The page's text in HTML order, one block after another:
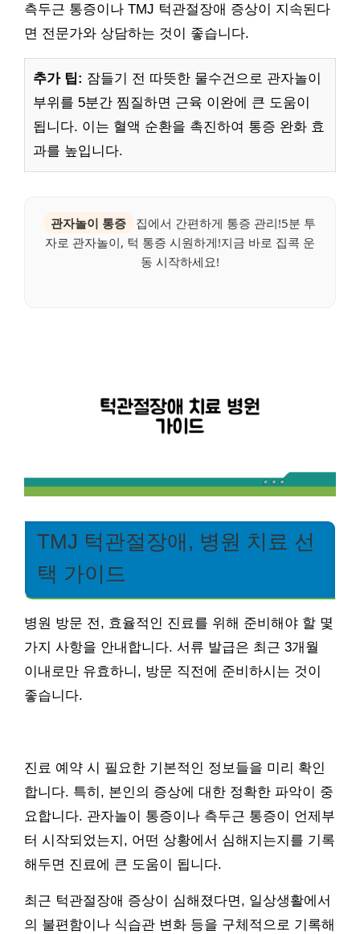
측두근 통증이나 TMJ 턱관절장애 증상이 지속된다
면 전문가와 상담하는 것이 좋습니다.
추가 팁: 잠들기 전 따뜻한 물수건으로 관자놀이
부위를 5분간 찜질하면 근육 이완에 큰 도움이
됩니다. 이는 혈액 순환을 촉진하여 통증 완화 효
과를 높입니다.
관자놀이 통증
집에서 간편하게 통증 관리!5분 투
자로 관자놀이, 턱 통증 시원하게!지금 바로 집콕 운
동 시작하세요!
TMJ 턱관절장애, 병원 치료 선
택 가이드
병원 방문 전, 효율적인 진료를 위해 준비해야 할 몇
가지 사항을 안내합니다. 서류 발급은 최근 3개월
이내로만 유효하니, 방문 직전에 준비하시는 것이
좋습니다.
진료 예약 시 필요한 기본적인 정보들을 미리 확인
합니다. 특히, 본인의 증상에 대한 정확한 파악이 중
요합니다. 관자놀이 통증이나 측두근 통증이 언제부
터 시작되었는지, 어떤 상황에서 심해지는지를 기록
해두면 진료에 큰 도움이 됩니다.
최근 턱관절장애 증상이 심해졌다면, 일상생활에서
의 불편함이나 식습관 변화 등을 구체적으로 기록해